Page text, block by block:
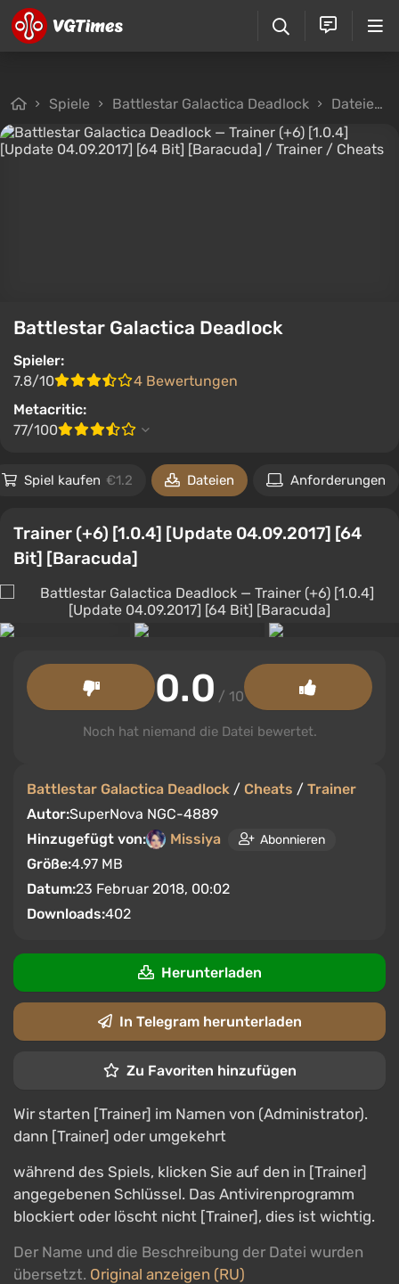
Spiele Battlestar Galactica Deadlock Dateien
Battlestar Galactica Deadlock
Spieler:
7.8/10
4 Bewertungen
Metacritic:
77/100
Spiel kaufen €1.2 Dateien Anforderungen
Trainer (+6) [1.0.4] [Update 04.09.2017] [64
Bit] [Baracuda]
Battlestar Galactica Deadlock / Cheats / Trainer
Autor:SuperNova NGC-4889
Hinzugefügt von:
Missiya Abonnieren
Größe:4.97 MB
Datum:23 Februar 2018, 00:02
Downloads:402
0.0 / 10
Noch hat niemand die Datei bewertet.
Herunterladen
In Telegram herunterladen
Zu Favoriten hinzufügen
Wir starten [Trainer] im Namen von (Administrator).
dann [Trainer] oder umgekehrt
während des Spiels, klicken Sie auf den in [Trainer]
angegebenen Schlüssel. Das Antivirenprogramm
blockiert oder löscht nicht [Trainer], dies ist wichtig.
Der Name und die Beschreibung der Datei wurden
übersetzt. Original anzeigen (RU)